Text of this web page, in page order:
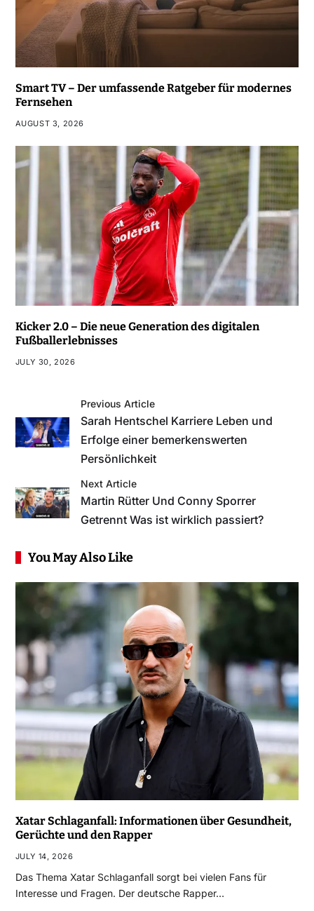
Smart TV – Der umfassende Ratgeber für modernes
Fernsehen
AUGUST 3, 2026
Kicker 2.0 – Die neue Generation des digitalen
Fußballerlebnisses
JULY 30, 2026
Previous Article
Sarah Hentschel Karriere Leben und
Erfolge einer bemerkenswerten
Persönlichkeit
Next Article
Martin Rütter Und Conny Sporrer
Getrennt Was ist wirklich passiert?
You May Also Like
Xatar Schlaganfall: Informationen über Gesundheit,
Gerüchte und den Rapper
JULY 14, 2026
Das Thema Xatar Schlaganfall sorgt bei vielen Fans für
Interesse und Fragen. Der deutsche Rapper…